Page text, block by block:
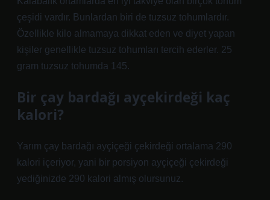
çeşidi vardır. Bunlardan biri de tuzsuz tohumlardır.
Özellikle kilo almamaya dikkat eden ve diyet yapan
kişiler genellikle tuzsuz tohumları tercih ederler. 25
gram tuzsuz tohumda 145.
Bir çay bardağı ayçekirdeği kaç
kalori?
Yarım çay bardağı ayçiçeği çekirdeği ortalama 290
kalori içeriyor, yani bir porsiyon ayçiçeği çekirdeği
yediğinizde 290 kalori almış olursunuz.